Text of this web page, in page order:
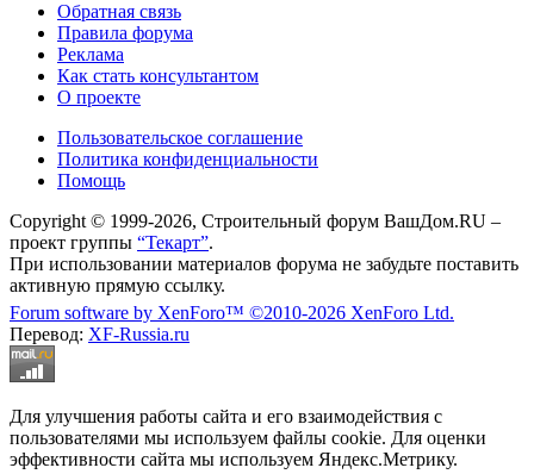
Обратная связь
Правила форума
Реклама
Как стать консультантом
О проекте
Пользовательское соглашение
Политика конфиденциальности
Помощь
Copyright © 1999-2026, Строительный форум ВашДом.RU –
проект группы “Текарт”.
При использовании материалов форума не забудьте поставить
активную прямую ссылку.
Forum software by XenForo™ ©2010-2026 XenForo Ltd.
Перевод: XF-Russia.ru
Для улучшения работы сайта и его взаимодействия с
пользователями мы используем файлы cookie. Для оценки
эффективности сайта мы используем Яндекс.Метрику.